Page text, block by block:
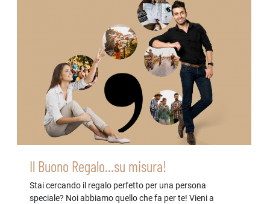
Il Buono Regalo...su misura!
Stai cercando il regalo perfetto per una persona
speciale? Noi abbiamo quello che fa per te! Vieni a